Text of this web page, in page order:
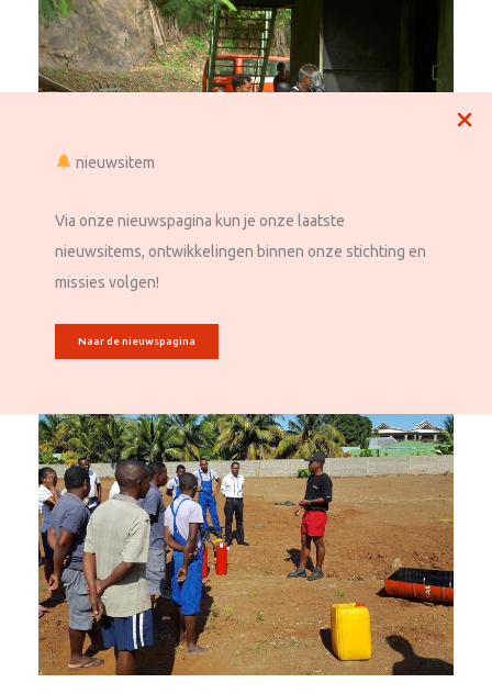
nieuwsitem
Via onze nieuwspagina kun je onze laatste
nieuwsitems, ontwikkelingen binnen onze stichting en
missies volgen!
Naar de nieuwspagina